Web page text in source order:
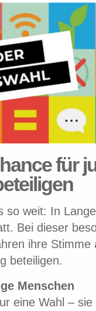
für
so weit: In
Bei dieser
ihre
beteiligen.
Menschen
eine Wahl –